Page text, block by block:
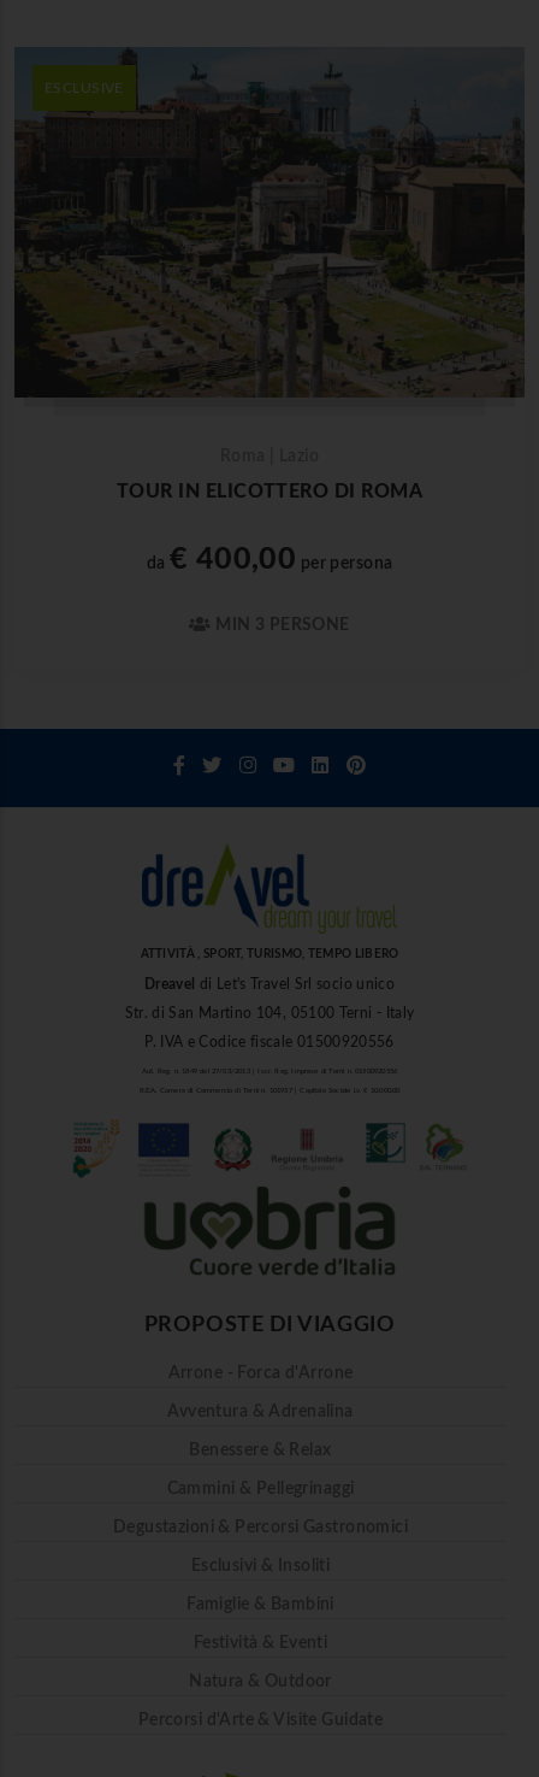
ESCLUSIVE
TOUR IN ELICOTTERO DI ROMA
da € 400,00 per persona
MIN 3 PERSONE
ATTIVITÀ , SPORT, TURISMO, TEMPO LIBERO
Dreavel
di Let's Travel Srl socio unico
Str. di San Martino 104, 05100 Terni - Italy
P. IVA e Codice fiscale 01500920556
Aut. Reg. n. 1849 del 27/03/2013 | Iscr. Reg. Imprese di Terni n. 01500920556
R.E.A. Camera di Commercio di Terni n. 101937 | Capitale Sociale i.v. € 10.000,00
PROPOSTE DI VIAGGIO
Arrone - Forca d'Arrone
Avventura & Adrenalina
Benessere & Relax
Cammini & Pellegrinaggi
Degustazioni & Percorsi Gastronomici
Esclusivi & Insoliti
Famiglie & Bambini
Festività & Eventi
Natura & Outdoor
Percorsi d'Arte & Visite Guidate